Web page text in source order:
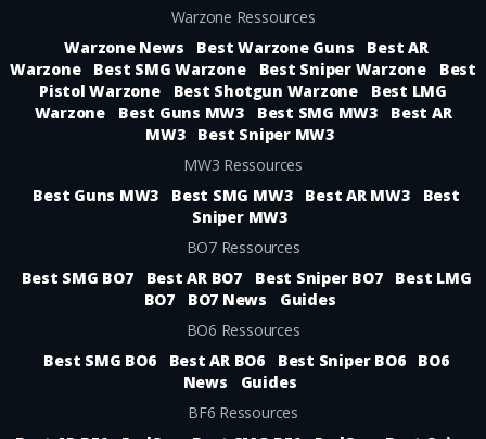
Warzone Ressources
Warzone News
Best Warzone Guns
Best AR
Warzone
Best SMG Warzone Best Sniper Warzone
Best
Pistol Warzone
Best Shotgun Warzone
Best LMG
Warzone
Best Guns MW3 Best SMG MW3
Best AR
MW3
Best Sniper MW3
MW3 Ressources
Best Guns MW3
Best SMG MW3 Best AR MW3
Best
Sniper MW3
BO7 Ressources
Best SMG BO7
Best AR BO7 Best Sniper BO7
Best LMG
BO7
BO7 News
Guides
BO6 Ressources
Best SMG BO6
Best AR BO6 Best Sniper BO6
BO6
News
Guides
BF6 Ressources